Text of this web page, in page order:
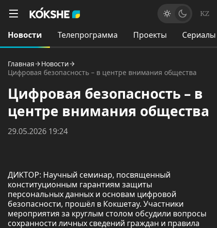
KZ
Новости Телепрограмма Проекты Сериалы
Главная
Новости
Цифровая безопасность – в центре внимания общества
Цифровая безопасность – в
центре внимания общества
29.05.2026 19:24
ДИКТОР: Научный семинар, посвященный
конституционным гарантиям защиты
персональных данных и основам цифровой
безопасности, прошёл в Кокшетау. Участники
мероприятия за круглым столом обсудили вопросы
сохранности личных сведений граждан и правила